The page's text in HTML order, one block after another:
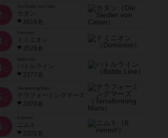
位
Die Siedler von Catan
カタン
3616名
位
ドミニオン
2528名
位
Battle Line
バトルライン
2377名
位
Terraforming Mars
テラフォーミングマーズ
2370名
位
ニムト
2201名